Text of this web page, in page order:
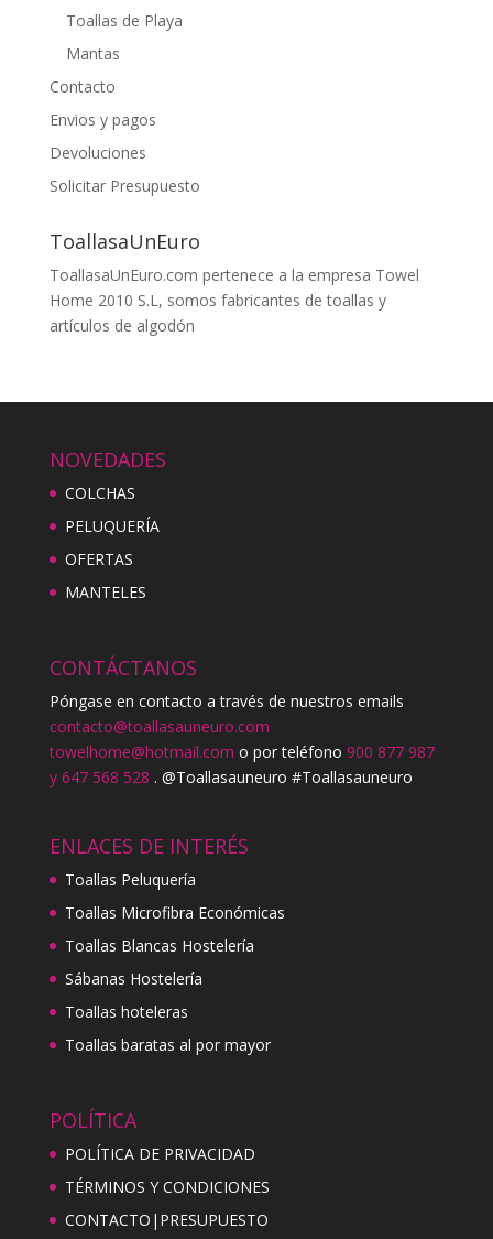
Toallas de Playa
Mantas
Contacto
Envios y pagos
Devoluciones
Solicitar Presupuesto
ToallasaUnEuro
ToallasaUnEuro.com pertenece a la empresa Towel
Home 2010 S.L, somos fabricantes de toallas y
artículos de algodón
NOVEDADES
COLCHAS
PELUQUERÍA
OFERTAS
MANTELES
CONTÁCTANOS
Póngase en contacto a través de nuestros emails
contacto@toallasauneuro.com
towelhome@hotmail.com o por teléfono 900 877 987
y 647 568 528 . @Toallasauneuro #Toallasauneuro
ENLACES DE INTERÉS
Toallas Peluquería
Toallas Microfibra Económicas
Toallas Blancas Hostelería
Sábanas Hostelería
Toallas hoteleras
Toallas baratas al por mayor
POLÍTICA
POLÍTICA DE PRIVACIDAD
TÉRMINOS Y CONDICIONES
CONTACTO|PRESUPUESTO